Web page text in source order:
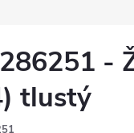
-
tlustý